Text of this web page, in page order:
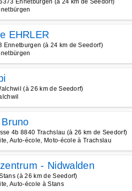
Ennetburgen (à 24 km de Seedorf)
EHRLER
Ennetburgen (à 24 km de Seedorf)
(à 26 km de Seedorf)
4b 8840 Trachslau (à 26 km de Seedorf)
Auto-école, Moto-école à Trachslau
- Nidwalden
(à 26 km de Seedorf)
Auto-école à Stans